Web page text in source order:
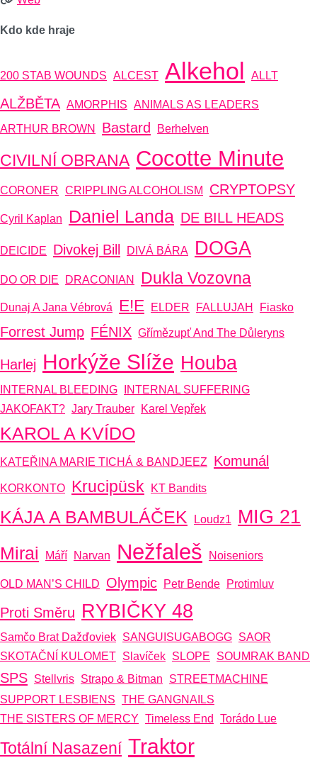
Kdo kde hraje
200 STAB WOUNDS ALCEST Alkehol ALLT
ALŽBĚTA AMORPHIS ANIMALS AS LEADERS
ARTHUR BROWN
Bastard Berhelven
CIVILNÍ OBRANA Cocotte Minute
CORONER CRIPPLING ALCOHOLISM CRYPTOPSY
Cyril Kaplan Daniel Landa DE BILL HEADS
DEICIDE Divokej Bill DIVÁ BÁRA DOGA
DO OR DIE DRACONIAN Dukla Vozovna
Dunaj A Jana Vébrová E!E ELDER FALLUJAH Fiasko
Forrest Jump FÉNIX Gřímězupť And The Důleryns
Harlej Horkýže Slíže Houba
INTERNAL BLEEDING
INTERNAL SUFFERING
JAKOFAKT? Jary Trauber Karel Vepřek
KAROL A KVÍDO
KATEŘINA MARIE TICHÁ & BANDJEEZ Komunál
KORKONTO Krucipüsk KT Bandits
KÁJA A BAMBULÁČEK Loudz1 MIG 21
Mirai Máří Narvan Nežfaleš Noiseniors
OLD MAN’S CHILD Olympic Petr Bende Protimluv
Proti Směru RYBIČKY 48
Samčo Brat Dažďoviek SANGUISUGABOGG SAOR
SKOTAČNÍ KULOMET Slavíček SLOPE SOUMRAK BAND
SPS Stellvris Strapo & Bitman
STREETMACHINE
SUPPORT LESBIENS THE GANGNAILS
THE SISTERS OF MERCY Timeless End Torádo Lue
Totální Nasazení Traktor